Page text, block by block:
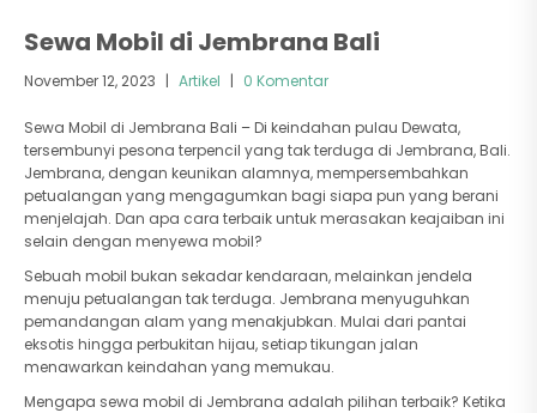
Sewa Mobil di Jembrana Bali
November 12, 2023 | Artikel | 0 Komentar
Sewa Mobil di Jembrana Bali – Di keindahan pulau Dewata,
tersembunyi pesona terpencil yang tak terduga di Jembrana, Bali.
Jembrana, dengan keunikan alamnya, mempersembahkan
petualangan yang mengagumkan bagi siapa pun yang berani
menjelajah. Dan apa cara terbaik untuk merasakan keajaiban ini
selain dengan menyewa mobil?
Sebuah mobil bukan sekadar kendaraan, melainkan jendela
menuju petualangan tak terduga. Jembrana menyuguhkan
pemandangan alam yang menakjubkan. Mulai dari pantai
eksotis hingga perbukitan hijau, setiap tikungan jalan
menawarkan keindahan yang memukau.
Mengapa sewa mobil di Jembrana adalah pilihan terbaik? Ketika